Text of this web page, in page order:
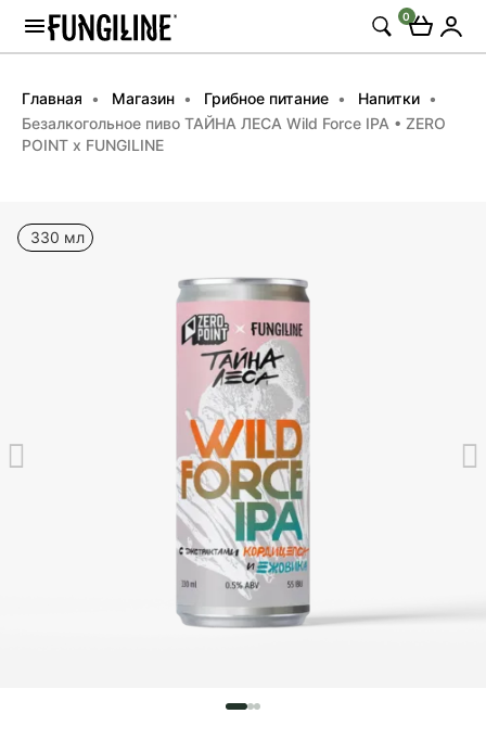
0
Главная Магазин Грибное питание
Напитки
Безалкогольное пиво ТАЙНА ЛЕСА Wild Force IPA • ZERO
POINT x FUNGILINE
330 мл